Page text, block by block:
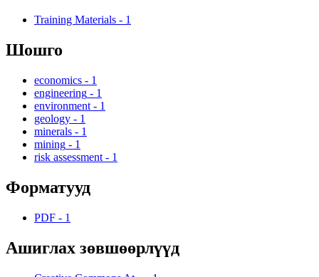
Training Materials - 1
Шошго
economics - 1
engineering - 1
environment - 1
geology - 1
minerals - 1
mining - 1
risk assessment - 1
Форматууд
PDF - 1
Ашиглах зөвшөөрлүүд